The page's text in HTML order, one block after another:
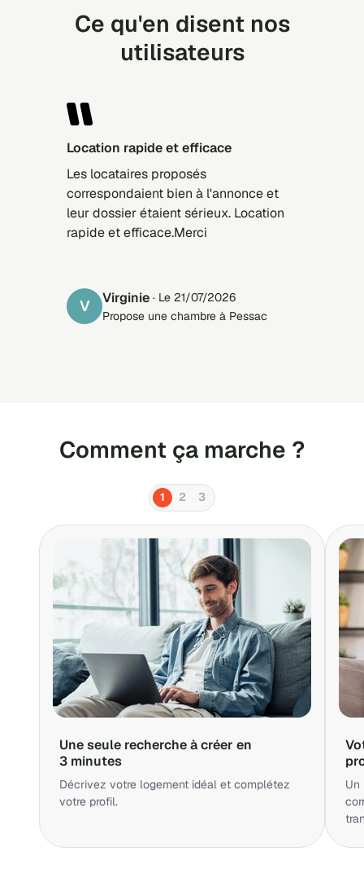
Ce qu'en disent nos
utilisateurs
Location rapide et efficace
Les locataires proposés
correspondaient bien à l'annonce et
leur dossier étaient sérieux. Location
rapide et efficace.Merci
V Virginie · Le 21/07/2026
Propose une chambre à Pessac
Comment ça marche ?
1 2 3
Une seule recherche à créer en
3 minutes
Décrivez votre logement idéal et complétez
votre profil.
Un